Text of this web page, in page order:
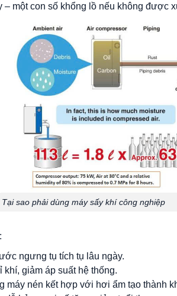
một con số khổng lồ nếu không được
Tại sao phải dùng máy sấy khí công nghiệp
ngưng tụ tích tụ lâu ngày.
khí, giảm áp suất hệ thống.
máy nén kết hợp với hơi ẩm tạo thành